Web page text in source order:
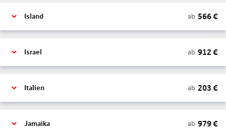
Island ab 566€
Israel ab 912 €
Italien ab 203 €
Jamaika ab 979€